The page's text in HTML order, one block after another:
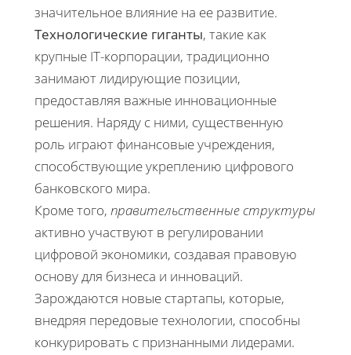
значительное влияние на ее развитие.
Технологические гиганты, такие как
крупные IT-корпорации, традиционно
занимают лидирующие позиции,
предоставляя важные инновационные
решения. Наряду с ними, существенную
роль играют финансовые учреждения,
способствующие укреплению цифрового
банковского мира.
Кроме того, правительственные структуры
активно участвуют в регулировании
цифровой экономики, создавая правовую
основу для бизнеса и инноваций.
Зарождаются новые стартапы, которые,
внедряя передовые технологии, способны
конкурировать с признанными лидерами.